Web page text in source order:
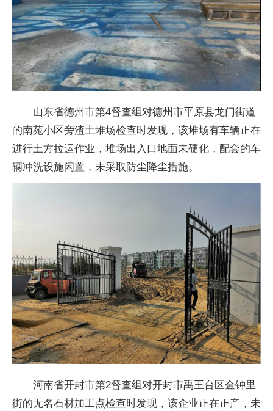
山东省德州市第4督查组对德州市平原县龙门街道
的南苑小区旁渣土堆场检查时发现，该堆场有车辆正在
进行土方拉运作业，堆场出入口地面未硬化，配套的车
辆冲洗设施闲置，未采取防尘降尘措施。
河南省开封市第2督查组对开封市禹王台区金钟里
街的无名石材加工点检查时发现，该企业正在正产，未